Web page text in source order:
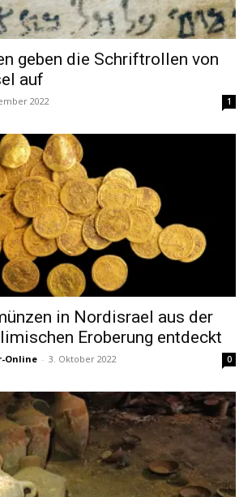
geben die Schriftrollen von
auf
2022 1
in Nordisrael aus der
Eroberung entdeckt
Online - 3. Oktober 2022 0